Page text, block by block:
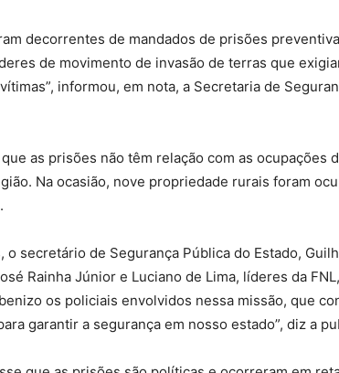
decorrentes de mandados de prisões
de movimento de invasão de terras que
informou, em nota, a Secretaria de
as prisões não têm relação com as ocupações
Na ocasião, nove propriedade rurais foram
o secretário de Segurança Pública do Estado,
Rainha Júnior e Luciano de Lima, líderes da
os policiais envolvidos nessa missão, que
garantir a segurança em nosso estado”, diz a